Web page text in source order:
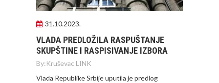
31.10.2023.
VLADA PREDLOŽILA RASPUŠTANJE
SKUPŠTINE I RASPISIVANJE IZBORA
By:Kruševac LINK
Vlada Republike Srbije uputila je predlog